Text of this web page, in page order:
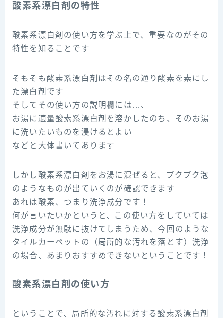
酸素系漂白剤の特性
酸素系漂白剤の使い方を学ぶ上で、重要なのがその
特性を知ることです
そもそも酸素系漂白剤はその名の通り酸素を素にし
た漂白剤です
そしてその使い方の説明欄には…、
お湯に適量酸素系漂白剤を溶かしたのち、そのお湯
に洗いたいものを浸けるとよい
などと大体書いてあります
しかし酸素系漂白剤をお湯に混ぜると、ブクブク泡
のようなものが出ていくのが確認できます
あれは酸素、つまり洗浄成分です！
何が言いたいかというと、この使い方をしていては
洗浄成分が無駄に抜けてしまうため、今回のような
タイルカーペットの（局所的な汚れを落とす）洗浄
の場合、あまりおすすめできないということです！
酸素系漂白剤の使い方
ということで、局所的な汚れに対する酸素系漂白剤